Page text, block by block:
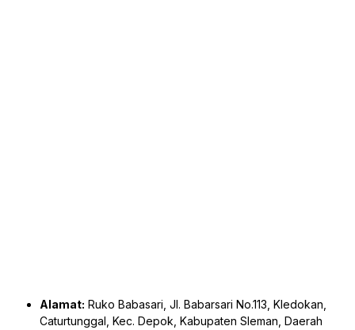
Alamat: Ruko Babasari, Jl. Babarsari No.113, Kledokan,
Caturtunggal, Kec. Depok, Kabupaten Sleman, Daerah